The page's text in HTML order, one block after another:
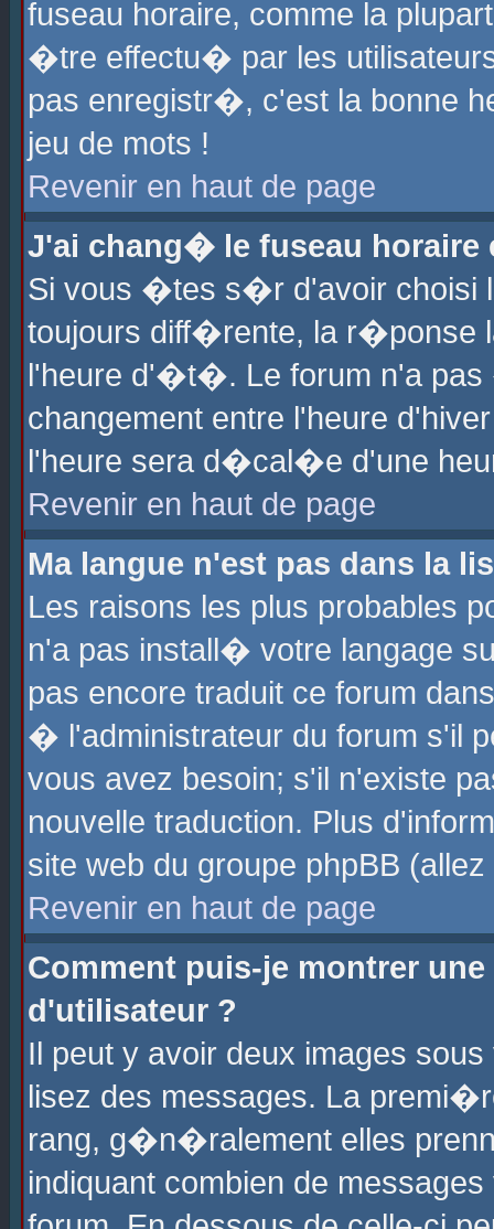
fuseau horaire, comme la
�tre effectu� par les
pas enregistr�, c'est la bonne
jeu de mots !
Revenir en haut de page
J'ai chang� le fuseau horaire
Si vous �tes s�r d'avoir choisi
toujours diff�rente, la r�ponse
l'heure d'�t�. Le forum n'a
changement entre l'heure
l'heure sera d�cal�e d'une
Revenir en haut de page
Ma langue n'est pas dans la
Les raisons les plus probables
n'a pas install� votre langage
pas encore traduit ce forum
� l'administrateur du forum s'il
vous avez besoin; s'il n'existe
nouvelle traduction. Plus
site web du groupe phpBB
Revenir en haut de page
Comment puis-je montrer
d'utilisateur ?
Il peut y avoir deux images
lisez des messages. La
rang, g�n�ralement elles
indiquant combien de